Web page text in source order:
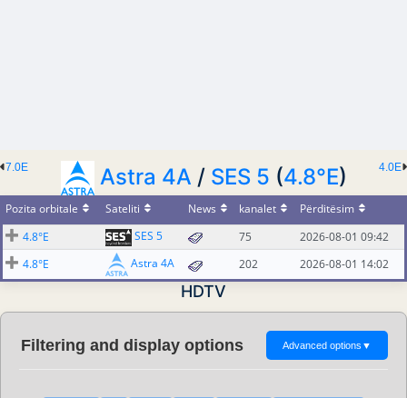
4.0E
7.0E Astra 4A / SES 5 (4.8°E)
Pozita orbitale Sateliti News kanalet
Përditësim
4.8°E
SES 5 75
2026-08-01 09:42
4.8°E
Astra 4A 202 2026-08-01 14:02
HDTV
Filtering and display options Advanced options ▼